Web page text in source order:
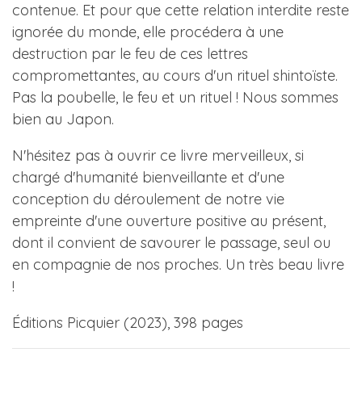
contenue. Et pour que cette relation interdite reste
ignorée du monde, elle procédera à une
destruction par le feu de ces lettres
compromettantes, au cours d'un rituel shintoïste.
Pas la poubelle, le feu et un rituel ! Nous sommes
bien au Japon.
N'hésitez pas à ouvrir ce livre merveilleux, si
chargé d'humanité bienveillante et d'une
conception du déroulement de notre vie
empreinte d'une ouverture positive au présent,
dont il convient de savourer le passage, seul ou
en compagnie de nos proches. Un très beau livre
!
Éditions Picquier (2023), 398 pages